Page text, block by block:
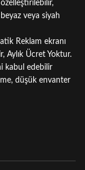
veya siyah
Reklam ekranı
Aylık Ücret Yoktur.
kabul edebilir
düşük envanter